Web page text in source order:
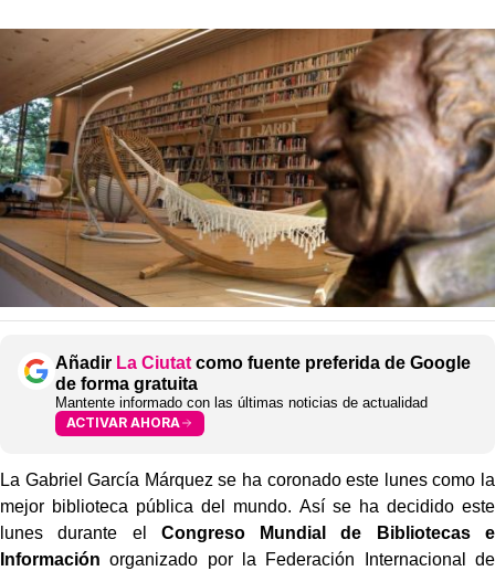
Añadir La Ciutat como fuente preferida de Google
de forma gratuita
Mantente informado con las últimas noticias de actualidad
ACTIVAR AHORA
La Gabriel García Márquez se ha coronado este lunes como la
mejor biblioteca pública del mundo. Así se ha decidido este
lunes durante el Congreso Mundial de Bibliotecas e
Información organizado por la Federación Internacional de